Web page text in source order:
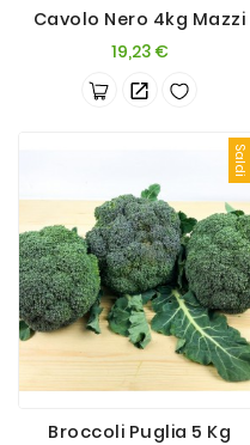
Cavolo Nero 4kg Mazzi
19,23 €Prezzo
Saldi
Broccoli Puglia 5 Kg